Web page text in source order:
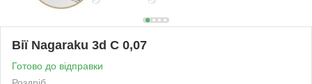
Вії Nagaraku 3d C 0,07
Готово до відправки